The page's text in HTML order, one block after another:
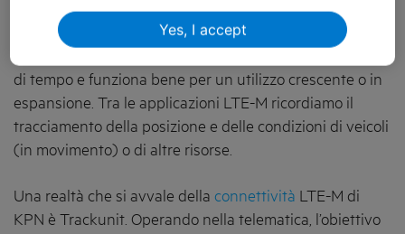
aree estese (LPWA) appositamente sviluppata per le
applicazioni IoT o
M2M. È l’ideale per dispositivi semplici
di tempo e funziona bene per un utilizzo crescente o in
espansione. Tra le applicazioni LTE-M ricordiamo il
tracciamento della posizione e delle condizioni di veicoli
(in movimento) o di altre risorse.
Una realtà che si avvale della connettività LTE-M di
KPN è Trackunit. Operando nella telematica, l’obiettivo
Yes, I accept